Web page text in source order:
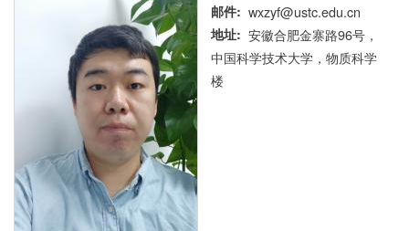
邮件 wxzyf@ustc.edu.cn
地址
安徽合肥金寨路96号，
中国科学技术大学，物质科学
楼